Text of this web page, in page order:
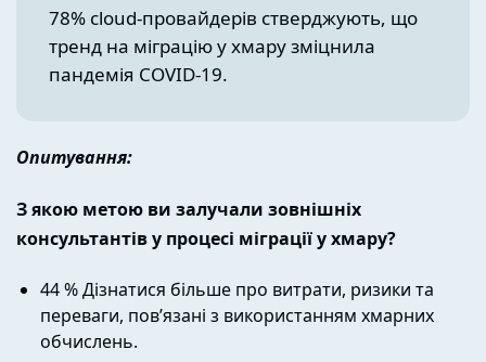
78% cloud-провайдерів стверджують, що
тренд на міграцію у хмару зміцнила
пандемія COVID-19.
Опитування:
З якою метою ви залучали зовнішніх
консультантів у процесі міграції у хмару?
44 % Дізнатися більше про витрати, ризики та
переваги, пов’язані з використанням хмарних
обчислень.